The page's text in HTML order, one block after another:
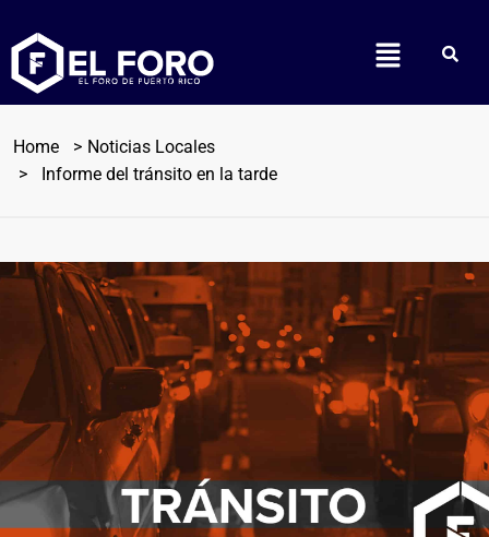
Home
Noticias Locales
Informe del tránsito en la tarde